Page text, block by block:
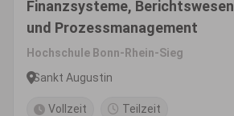
Finanzsysteme, Berichtswesen
und Prozessmanagement
Hochschule Bonn-Rhein-Sieg
Sankt Augustin
Vollzeit Teilzeit